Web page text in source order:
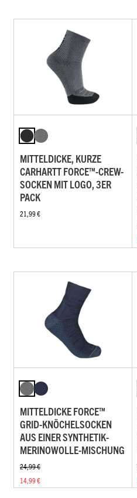
MITTELDICKE, KURZE
CARHARTT FORCE™-CREW-
SOCKEN MIT LOGO, 3ER
PACK
21,99 €
MITTELDICKE FORCE™
GRID-KNÖCHELSOCKEN
AUS EINER SYNTHETIK-
MERINOWOLLE-MISCHUNG
24,99 €
14,99 €